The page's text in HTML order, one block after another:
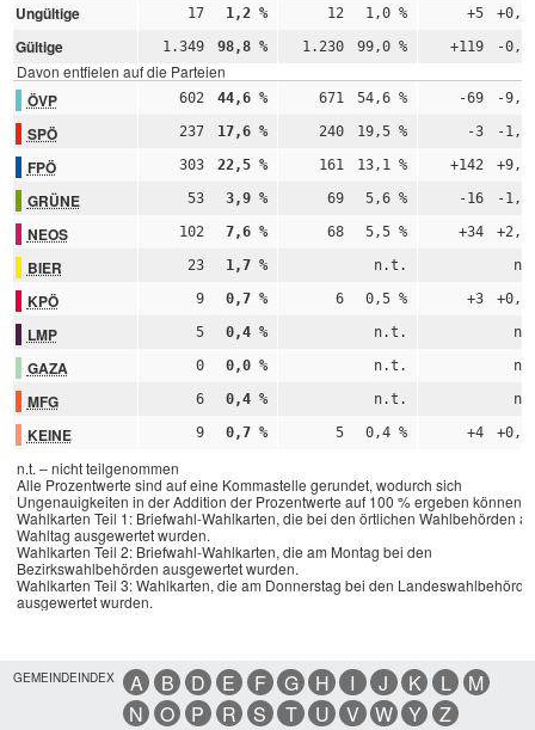
Ungültige 17 1,2 % 12 1,0 % +5 +0,3
Gültige 1.349 98,8 % 1.230 99,0 % +119 -0,3
Davon entfielen auf die Parteien
ÖVP 602 44,6 % 671 54,6 % -69 -9,9
SPÖ 237 17,6 % 240 19,5 % -3 -1,9
FPÖ 303 22,5 % 161 13,1 % +142 +9,4
GRÜNE 53 3,9 % 69 5,6 % -16 -1,7
NEOS 102 7,6 % 68 5,5 % +34 +2,0
BIER 23 1,7 % n.t.
KPÖ 9 0,7 % 6 0,5 % +3 +0,2
LMP 5 0,4 % n.t.
GAZA 0 0,0 % n.t.
MFG 6 0,4 % n.t.
KEINE 9 0,7 % 5 0,4 % +4 +0,3
n.t. – nicht teilgenommen
Alle Prozentwerte sind auf eine Kommastelle gerundet, wodurch sich
Ungenauigkeiten in der Addition der Prozentwerte auf 100 % ergeben können.
Wahlkarten Teil 1: Briefwahl-Wahlkarten, die bei den örtlichen Wahlbehörden
Wahltag ausgewertet wurden.
Wahlkarten Teil 2: Briefwahl-Wahlkarten, die am Montag bei den
Bezirkswahlbehörden ausgewertet wurden.
Wahlkarten Teil 3: Wahlkarten, die am Donnerstag bei den
ausgewertet wurden.
GEMEINDEINDEX A B D E F G H I J K L
M
N
O P R S T U V W Y Z